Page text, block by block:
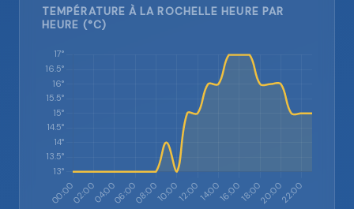
TEMPÉRATURE À LA ROCHELLE HEURE PAR
HEURE (°C)